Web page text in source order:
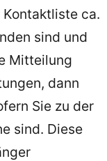
Kontaktliste ca.
sind und
Mitteilung
dann
Sie zu der
sind. Diese